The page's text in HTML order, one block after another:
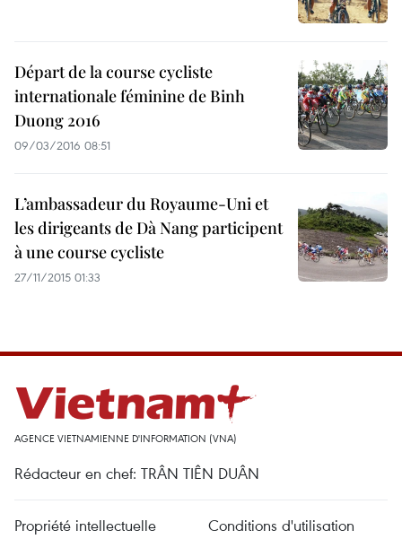
Départ de la course cycliste
internationale féminine de Binh
Duong 2016
09/03/2016 08:51
L’ambassadeur du Royaume-Uni et
les dirigeants de Dà Nang participent
à une course cycliste
27/11/2015 01:33
AGENCE VIETNAMIENNE D'INFORMATION (VNA)
Rédacteur en chef: TRÂN TIÊN DUÂN
Propriété intellectuelle Conditions d'utilisation